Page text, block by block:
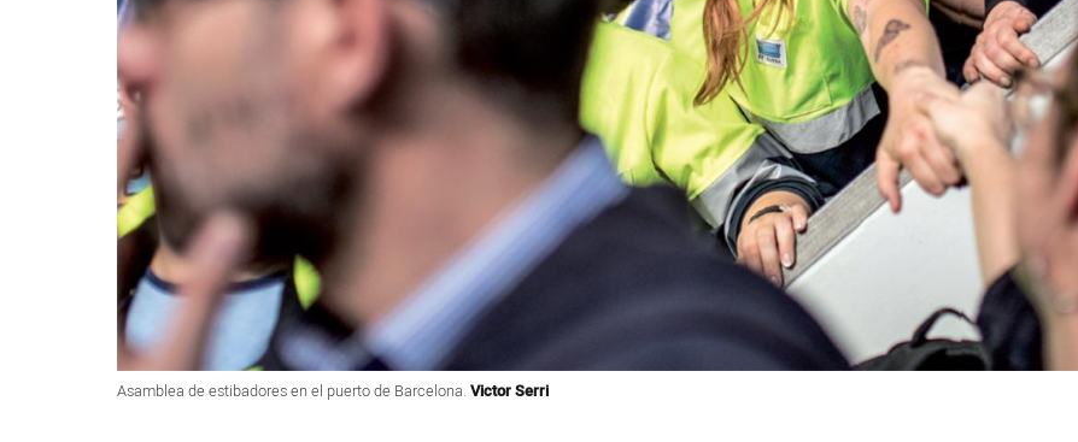
Asamblea de estibadores en el puerto de Barcelona. Victor Serri